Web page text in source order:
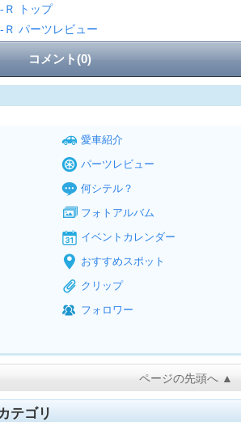
Ｒ トップ
Ｒ パーツレビュー
コメント(0)
愛車紹介
パーツレビュー
何シテル？
フォトアルバム
イベントカレンダー
おすすめスポット
クリップ
フォロワー
ページの先頭へ ▲
テゴリ